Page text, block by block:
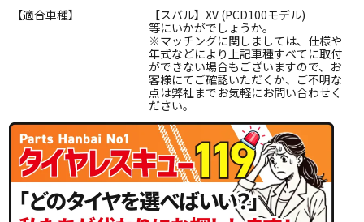
【適合車種】
【スバル】XV (PCD100モデル)
等にいかがでしょうか。
※マッチングに関しましては、仕様や
年式などにより上記車種すべてに取付
ができない場合もございますので、お
客様にてご確認いただくか、ご不明な
点は弊社までお気軽にお問い合わせく
ださい。